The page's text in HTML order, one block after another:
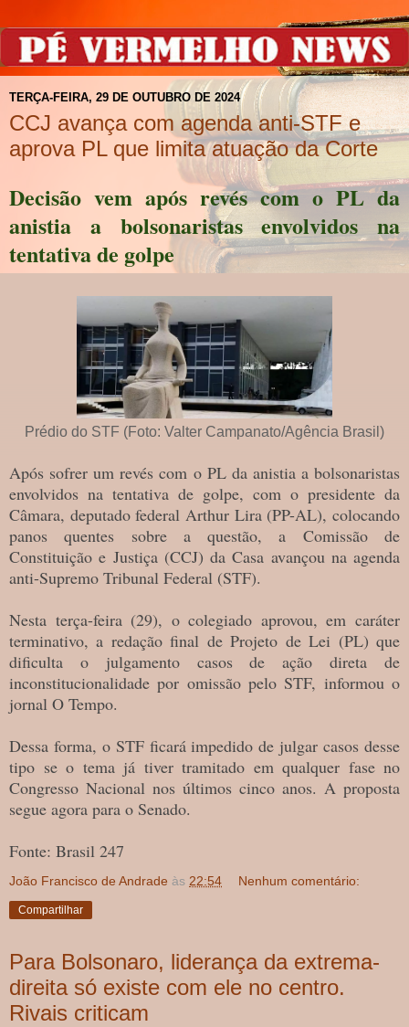
TERÇA-FEIRA, 29 DE OUTUBRO DE 2024
CCJ avança com agenda anti-STF e
aprova PL que limita atuação da Corte
Decisão vem após revés com o PL da
anistia a bolsonaristas envolvidos na
tentativa de golpe
Prédio do STF (Foto: Valter Campanato/Agência Brasil)
Após sofrer um revés com o PL da anistia a bolsonaristas
envolvidos na tentativa de golpe, com o presidente da
Câmara, deputado federal Arthur Lira (PP-AL), colocando
panos quentes sobre a questão, a Comissão de
Constituição e Justiça (CCJ) da Casa avançou na agenda
anti-Supremo Tribunal Federal (STF).
Nesta terça-feira (29), o colegiado aprovou, em caráter
terminativo, a redação final de Projeto de Lei (PL) que
dificulta o julgamento casos de ação direta de
inconstitucionalidade por omissão pelo STF, informou o
jornal O Tempo.
Dessa forma, o STF ficará impedido de julgar casos desse
tipo se o tema já tiver tramitado em qualquer fase no
Congresso Nacional nos últimos cinco anos. A proposta
segue agora para o Senado.
Fonte: Brasil 247
João Francisco de Andrade às 22:54 Nenhum comentário:
Compartilhar
Para Bolsonaro, liderança da extrema-
direita só existe com ele no centro.
Rivais criticam